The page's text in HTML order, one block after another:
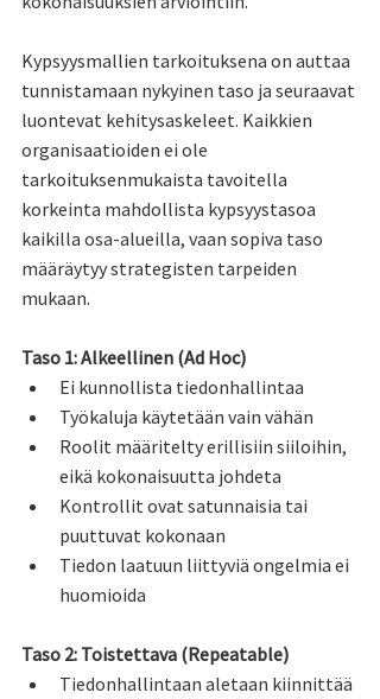
Kypsyysmallien tarkoituksena on auttaa
tunnistamaan nykyinen taso ja seuraavat
luontevat kehitysaskeleet. Kaikkien
organisaatioiden ei ole
tarkoituksenmukaista tavoitella
korkeinta mahdollista kypsyystasoa
kaikilla osa-alueilla, vaan sopiva taso
määräytyy strategisten tarpeiden
mukaan.
Taso 1: Alkeellinen (Ad Hoc)
Ei kunnollista tiedonhallintaa
Työkaluja käytetään vain vähän
Roolit määritelty erillisiin siiloihin,
eikä kokonaisuutta johdeta
Kontrollit ovat satunnaisia tai
puuttuvat kokonaan
Tiedon laatuun liittyviä ongelmia ei
huomioida
Taso 2: Toistettava (Repeatable)
Tiedonhallintaan aletaan kiinnittää